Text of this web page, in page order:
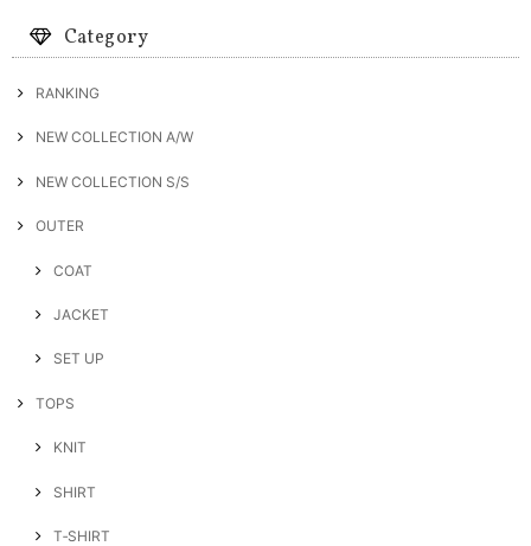
Category
RANKING
NEW COLLECTION A/W
NEW COLLECTION S/S
OUTER
COAT
JACKET
SET UP
TOPS
KNIT
SHIRT
T‐SHIRT